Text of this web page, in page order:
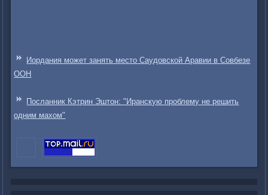
Иордания может занять место Саудовской Аравии в Совбезе
ООН
Посланник Кэтрин Эштон: "Иранскую проблему не решить
одним махом"